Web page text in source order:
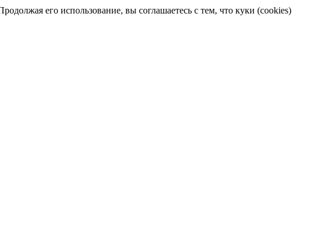
его использование, вы соглашаетесь с тем, что куки (cookies)